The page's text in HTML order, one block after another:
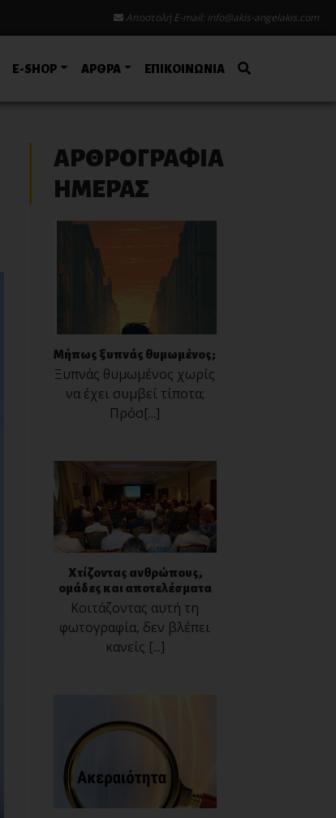
Αποστολή E-mail: info@akis-angelakis.com
E-SHOP ΑΡΘΡΑ ΕΠΙΚΟΙΝΩΝΙΑ
ΑΡΘΡΟΓΡΑΦΙΑ
ΗΜΕΡΑΣ
Μήπως ξυπνάς θυμωμένος;
Ξυπνάς θυμωμένος χωρίς
να έχει συμβεί τίποτα;
Πρόσ[...]
Χτίζοντας ανθρώπους,
ομάδες και αποτελέσματα
Κοιτάζοντας αυτή τη
φωτογραφία, δεν βλέπει
κανείς [...]